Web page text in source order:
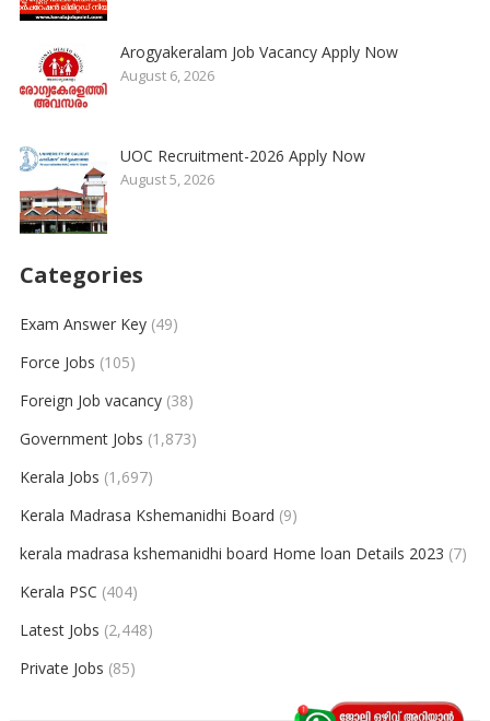
Arogyakeralam Job Vacancy Apply Now
August 6, 2026
UOC Recruitment-2026 Apply Now
August 5, 2026
Categories
Exam Answer Key(49)
Force Jobs (105)
Foreign Job vacancy(38)
Government Jobs (1,873)
Kerala Jobs (1,697)
Kerala Madrasa Kshemanidhi Board (9)
kerala madrasa kshemanidhi board Home loan Details 2023 (7)
Kerala PSC (404)
Latest Jobs (2,448)
Private Jobs (85)